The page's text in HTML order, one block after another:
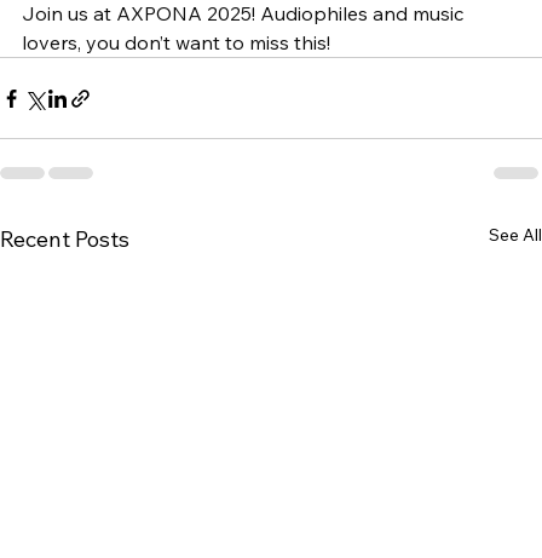
Join us at AXPONA 2025! Audiophiles and music
lovers, you don’t want to miss this!
Recent Posts See All